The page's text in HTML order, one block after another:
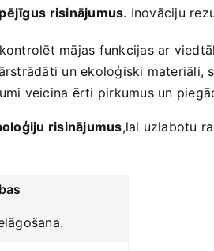
risinājumus. Inovāciju
mājas funkcijas ar
un ekoloģiski ‌materiāli,
veicina ērti​ pirkumus un
risinājumus,lai ​uzlabotu